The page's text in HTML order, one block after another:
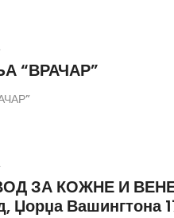
“ВРАЧАР”
ЗА КОЖНЕ И
Џорџа Вашингтона